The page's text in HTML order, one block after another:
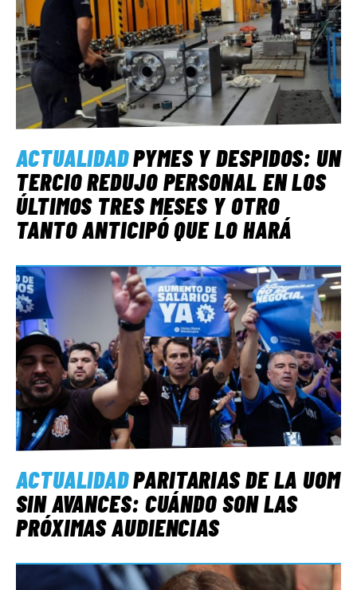
ACTUALIDADPYMES Y DESPIDOS: UN
TERCIO REDUJO PERSONAL EN LOS
ÚLTIMOS TRES MESES Y OTRO
TANTO ANTICIPÓ QUE LO HARÁ
ACTUALIDADPARITARIAS DE LA UOM
SIN AVANCES: CUÁNDO SON LAS
PRÓXIMAS AUDIENCIAS